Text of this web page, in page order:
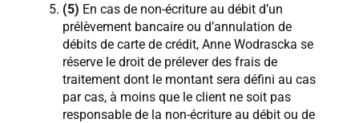
(5) En cas de non-écriture au débit d’un
prélèvement bancaire ou d’annulation de
débits de carte de crédit, Anne Wodrascka se
réserve le droit de prélever des frais de
traitement dont le montant sera défini au cas
par cas, à moins que le client ne soit pas
responsable de la non-écriture au débit ou de